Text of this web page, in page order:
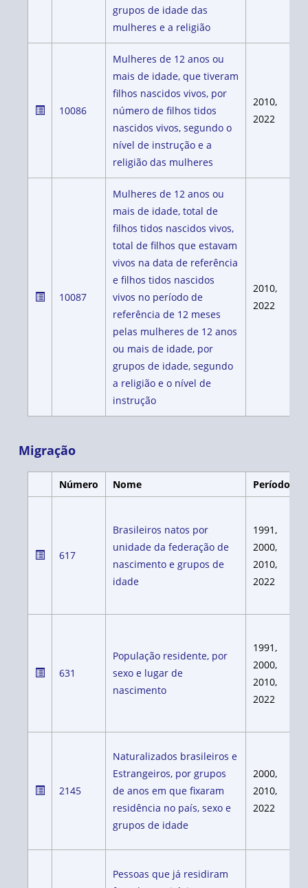
grupos de idade das
mulheres e a religião
10086
Mulheres de 12 anos ou
mais de idade, que tiveram
filhos nascidos vivos, por
número de filhos tidos
nascidos vivos, segundo o
nível de instrução e a
religião das mulheres
2010,
2022
10087
Mulheres de 12 anos ou
mais de idade, total de
filhos tidos nascidos vivos,
total de filhos que estavam
vivos na data de referência
e filhos tidos nascidos
vivos no período de
referência de 12 meses
pelas mulheres de 12 anos
ou mais de idade, por
grupos de idade, segundo
a religião e o nível de
instrução
2010,
2022
Migração
Número Nome Período
617
Brasileiros natos por
unidade da federação de
nascimento e grupos de
idade
1991,
2000,
2010,
2022
631
População residente, por
sexo e lugar de
nascimento
1991,
2000,
2010,
2022
2145
Naturalizados brasileiros e
Estrangeiros, por grupos
de anos em que fixaram
residência no país, sexo e
grupos de idade
2000,
2010,
2022
Pessoas que já residiram